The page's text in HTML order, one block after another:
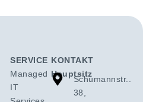
SERVICE
Managed
IT
KONTAKT
Hauptsitz
Schumannstr..
38,